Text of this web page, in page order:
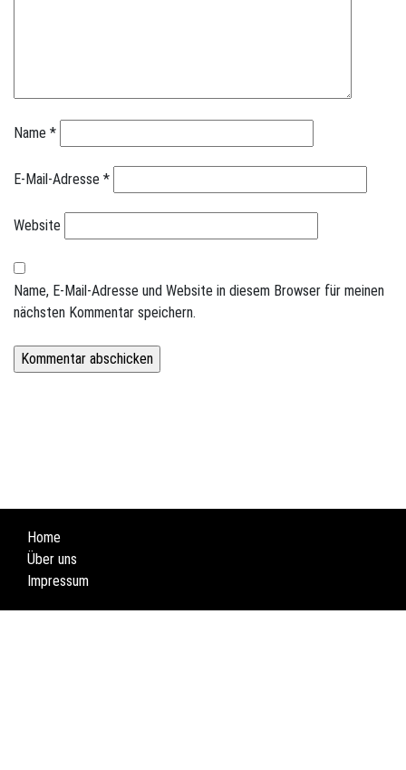
Name *
E-Mail-Adresse *
Website
Name, E-Mail-Adresse und Website in diesem Browser für meinen
nächsten Kommentar speichern.
Home
Über uns
Impressum